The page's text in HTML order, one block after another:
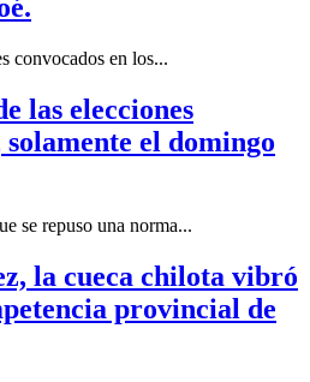
convocados en los...
las elecciones
el domingo
se repuso una norma...
la cueca chilota vibró
provincial de